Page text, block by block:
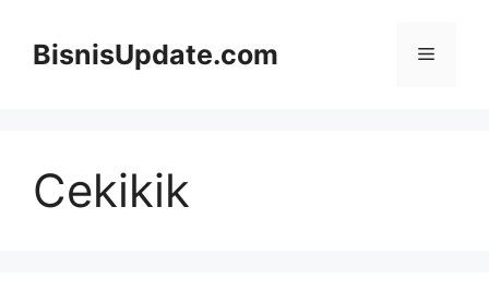
BisnisUpdate.com Menu
Cekikik